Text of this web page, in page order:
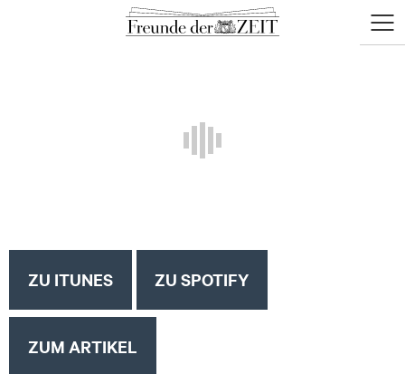
Menü
ZU ITUNES ZU SPOTIFY
ZUM ARTIKEL